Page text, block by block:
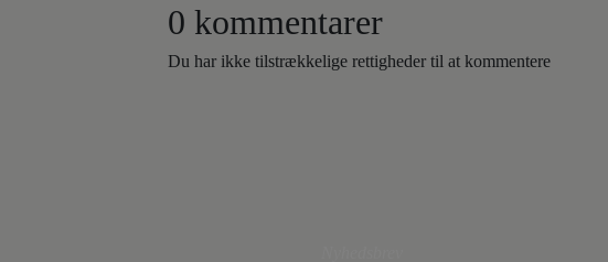
0 kommentarer
Du har ikke tilstrækkelige rettigheder til at kommentere